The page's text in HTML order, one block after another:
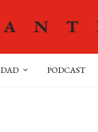
PODCAST